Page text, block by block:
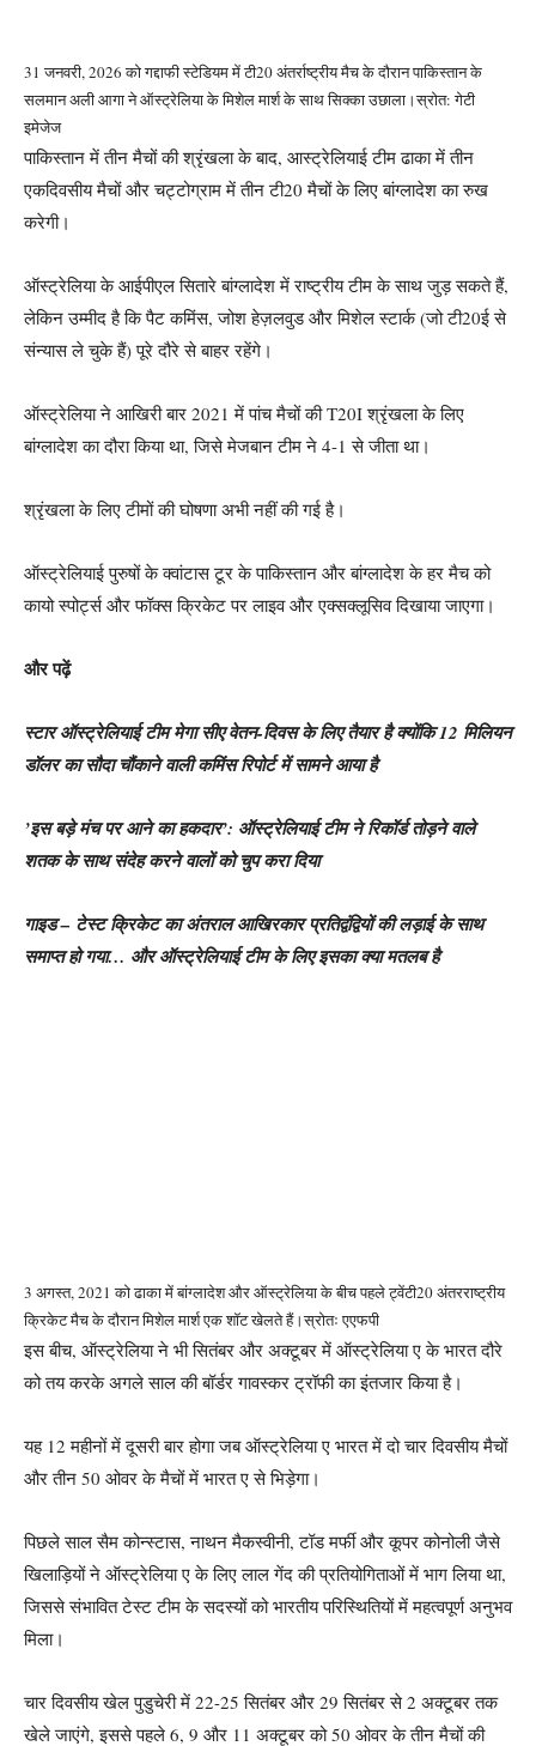
31 जनवरी, 2026 को गद्दाफी स्टेडियम में टी20 अंतर्राष्ट्रीय मैच के दौरान पाकिस्तान के
सलमान अली आगा ने ऑस्ट्रेलिया के मिशेल मार्श के साथ सिक्का उछाला।स्रोत: गेटी
इमेजेज
पाकिस्तान में तीन मैचों की श्रृंखला के बाद, आस्ट्रेलियाई टीम ढाका में तीन
एकदिवसीय मैचों और चट्टोग्राम में तीन टी20 मैचों के लिए बांग्लादेश का रुख
करेगी।
ऑस्ट्रेलिया के आईपीएल सितारे बांग्लादेश में राष्ट्रीय टीम के साथ जुड़ सकते हैं,
लेकिन उम्मीद है कि पैट कमिंस, जोश हेज़लवुड और मिशेल स्टार्क (जो टी20ई से
संन्यास ले चुके हैं) पूरे दौरे से बाहर रहेंगे।
ऑस्ट्रेलिया ने आखिरी बार 2021 में पांच मैचों की T20I श्रृंखला के लिए
बांग्लादेश का दौरा किया था, जिसे मेजबान टीम ने 4-1 से जीता था।
श्रृंखला के लिए टीमों की घोषणा अभी नहीं की गई है।
ऑस्ट्रेलियाई पुरुषों के क्वांटास टूर के पाकिस्तान और बांग्लादेश के हर मैच को
कायो स्पोर्ट्स और फॉक्स क्रिकेट पर लाइव और एक्सक्लूसिव दिखाया जाएगा।
और पढ़ें
स्टार ऑस्ट्रेलियाई टीम मेगा सीए वेतन-दिवस के लिए तैयार है क्योंकि 12 मिलियन
डॉलर का सौदा चौंकाने वाली कमिंस रिपोर्ट में सामने आया है
’इस बड़े मंच पर आने का हकदार’: ऑस्ट्रेलियाई टीम ने रिकॉर्ड तोड़ने वाले
शतक के साथ संदेह करने वालों को चुप करा दिया
गाइड – टेस्ट क्रिकेट का अंतराल आखिरकार प्रतिद्वंद्वियों की लड़ाई के साथ
समाप्त हो गया… और ऑस्ट्रेलियाई टीम के लिए इसका क्या मतलब है
3 अगस्त, 2021 को ढाका में बांग्लादेश और ऑस्ट्रेलिया के बीच पहले ट्वेंटी20 अंतरराष्ट्रीय
क्रिकेट मैच के दौरान मिशेल मार्श एक शॉट खेलते हैं।स्रोतः एएफपी
इस बीच, ऑस्ट्रेलिया ने भी सितंबर और अक्टूबर में ऑस्ट्रेलिया ए के भारत दौरे
को तय करके अगले साल की बॉर्डर गावस्कर ट्रॉफी का इंतजार किया है।
यह 12 महीनों में दूसरी बार होगा जब ऑस्ट्रेलिया ए भारत में दो चार दिवसीय मैचों
और तीन 50 ओवर के मैचों में भारत ए से भिड़ेगा।
पिछले साल सैम कोन्स्टास, नाथन मैकस्वीनी, टॉड मर्फी और कूपर कोनोली जैसे
खिलाड़ियों ने ऑस्ट्रेलिया ए के लिए लाल गेंद की प्रतियोगिताओं में भाग लिया था,
जिससे संभावित टेस्ट टीम के सदस्यों को भारतीय परिस्थितियों में महत्वपूर्ण अनुभव
मिला।
चार दिवसीय खेल पुडुचेरी में 22-25 सितंबर और 29 सितंबर से 2 अक्टूबर तक
खेले जाएंगे, इससे पहले 6, 9 और 11 अक्टूबर को 50 ओवर के तीन मैचों की